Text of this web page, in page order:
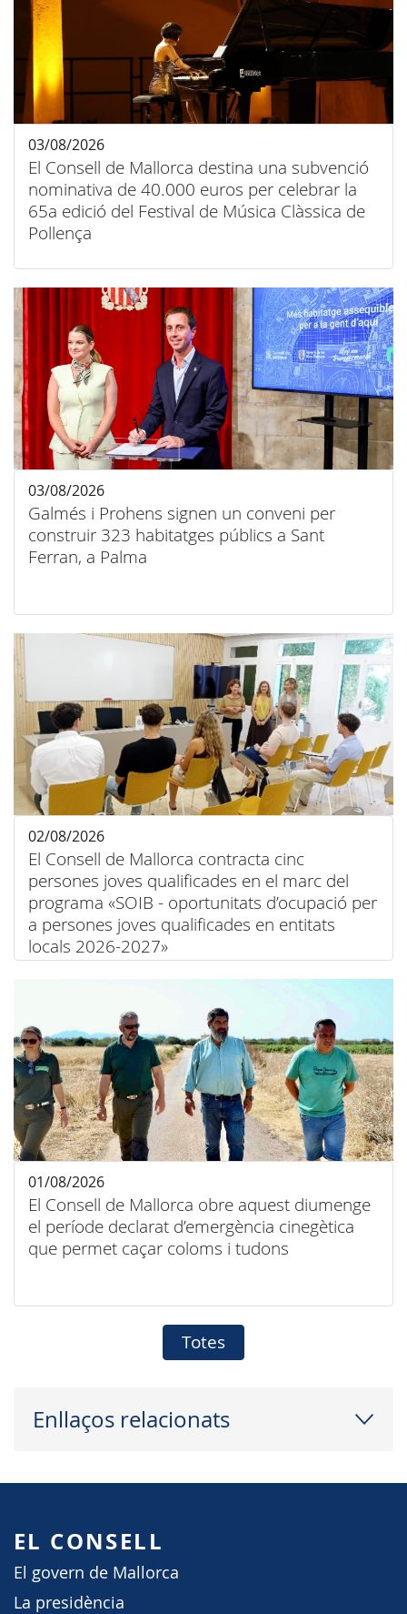
El Consell de Mallorca destina una subvenció
nominativa de 40.000 euros per celebrar la
65a edició del Festival de Música Clàssica de
Pollença
03/08/2026
Galmés i Prohens signen un conveni per
construir 323 habitatges públics a Sant
Ferran, a Palma
03/08/2026
El Consell de Mallorca contracta cinc
persones joves qualificades en el marc del
programa «SOIB - oportunitats d’ocupació per
a persones joves qualificades en entitats
locals 2026-2027»
02/08/2026
El Consell de Mallorca obre aquest diumenge
el període declarat d’emergència cinegètica
que permet caçar coloms i tudons
01/08/2026
Totes
Enllaços relacionats
EL CONSELL
El govern de Mallorca
La presidència